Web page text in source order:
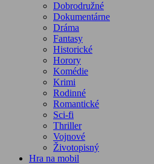
Dobrodružné
Dokumentárne
Dráma
Fantasy
Historické
Horory
Komédie
Krimi
Rodinné
Romantické
Sci-fi
Thriller
Vojnové
Životopisný
Hra na mobil